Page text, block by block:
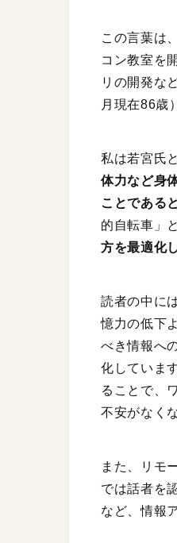
この言葉は
コン教室を
リの開発な
月現在86歳
私は若宮氏
体力など身
ことである
的自転車」
方を最適化
読者の中に
憶力の低下
べき情報へ
化していま
ることで、
不安がなく
また、リモ
では話者を
など、情報